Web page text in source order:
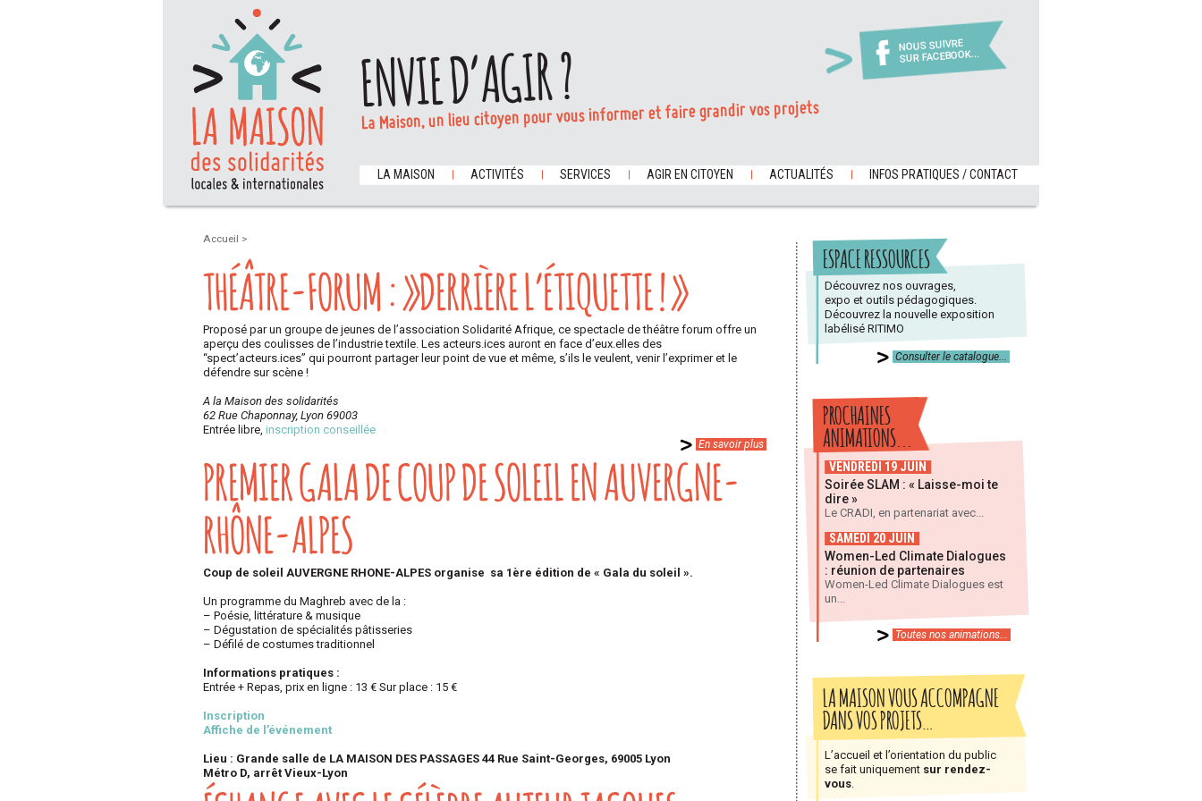
NOUS SUIVRE
SUR FACEBOOK...
ENVIE D’AGIR ?
La Maison, un lieu citoyen pour vous informer et faire grandir vos projets
LA MAISON ACTIVITÉS SERVICES AGIR EN CITOYEN ACTUALITÉS INFOS PRATIQUES / CONTACT
Accueil >
THÉÂTRE-FORUM : »DERRIÈRE L’ÉTIQUETTE ! »
Proposé par un groupe de jeunes de l’association Solidarité Afrique, ce spectacle de théâtre forum offre un
aperçu des coulisses de l’industrie textile. Les acteurs.ices auront en face d’eux.elles des
“spect’acteurs.ices” qui pourront partager leur point de vue et même, s’ils le veulent, venir l’exprimer et le
défendre sur scène !
A la Maison des solidarités
62 Rue Chaponnay, Lyon 69003
Entrée libre, inscription conseillée
En savoir plus
PREMIER GALA DE COUP DE SOLEIL EN AUVERGNE-
RHÔNE-ALPES
Coup de soleil AUVERGNE RHONE-ALPES organise sa 1ère édition de « Gala du soleil ».
Un programme du Maghreb avec de la :
– Poésie, littérature & musique
– Dégustation de spécialités pâtisseries
– Défilé de costumes traditionnel
Informations pratiques :
Entrée + Repas, prix en ligne : 13 € Sur place : 15 €
Inscription
Affiche de l’événement
Lieu : Grande salle de LA MAISON DES PASSAGES 44 Rue Saint-Georges, 69005 Lyon
Métro D, arrêt Vieux-Lyon
ESPACE RESSOURCES
Découvrez nos ouvrages,
expo et outils pédagogiques.
Découvrez la nouvelle exposition
labélisé RITIMO
Consulter le catalogue...
PROCHAINES
ANIMATIONS...
VENDREDI 19 JUIN
Soirée SLAM : « Laisse-moi te
dire »
Le CRADI, en partenariat avec...
SAMEDI 20 JUIN
Women-Led Climate Dialogues
: réunion de partenaires
Women-Led Climate Dialogues est
un...
Toutes nos animations...
LA MAISON VOUS ACCOMPAGNE
DANS VOS PROJETS…
L’accueil et l’orientation du public
se fait uniquement sur rendez-
vous